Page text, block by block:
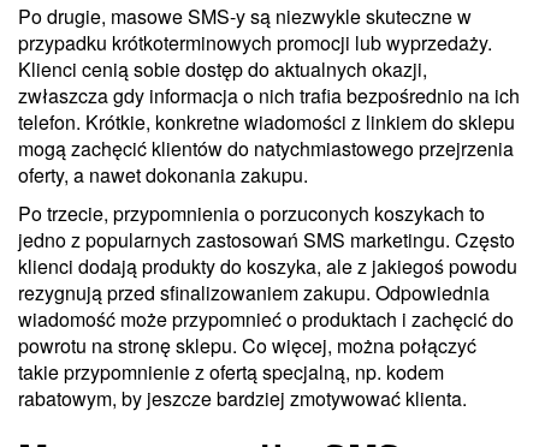
Po drugie, masowe SMS-y są niezwykle skuteczne w
przypadku krótkoterminowych promocji lub wyprzedaży.
Klienci cenią sobie dostęp do aktualnych okazji,
zwłaszcza gdy informacja o nich trafia bezpośrednio na ich
telefon. Krótkie, konkretne wiadomości z linkiem do sklepu
mogą zachęcić klientów do natychmiastowego przejrzenia
oferty, a nawet dokonania zakupu.
Po trzecie, przypomnienia o porzuconych koszykach to
jedno z popularnych zastosowań SMS marketingu. Często
klienci dodają produkty do koszyka, ale z jakiegoś powodu
rezygnują przed sfinalizowaniem zakupu. Odpowiednia
wiadomość może przypomnieć o produktach i zachęcić do
powrotu na stronę sklepu. Co więcej, można połączyć
takie przypomnienie z ofertą specjalną, np. kodem
rabatowym, by jeszcze bardziej zmotywować klienta.